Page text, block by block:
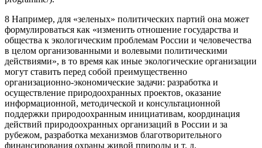
8 Например, для «зеленых» политических партий она может
формулироваться как «изменить отношение государства и
общества к экологическим проблемам России и человечества
в целом организованными и волевыми политическими
действиями», в то время как иные экологические организации
могут ставить перед собой преимущественно
организационно-экономические задачи: разработка и
осуществление природоохранных проектов, оказание
информационной, методической и консультационной
поддержки природоохранным инициативам, координация
действий природоохранных организаций в России и за
рубежом, разработка механизмов благотворительного
финансирования охраны живой природы и т. д.